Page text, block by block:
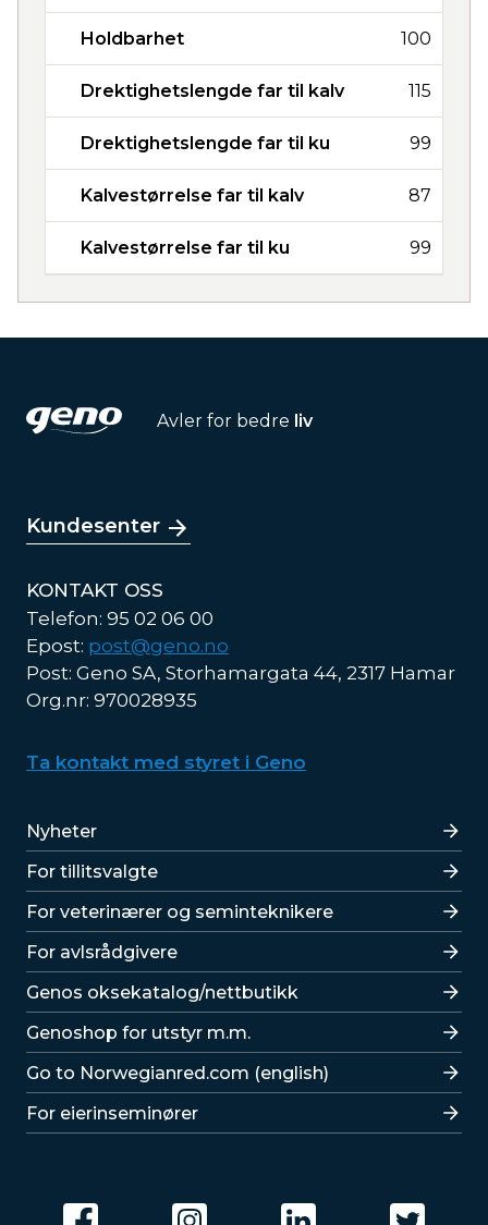
Holdbarhet 100
Drektighetslengde far til kalv 115
Drektighetslengde far til ku 99
Kalvestørrelse far til kalv 87
Kalvestørrelse far til ku 99
Avler for bedre liv
Kundesenter
KONTAKT OSS
Telefon: 95 02 06 00
Epost: post@geno.no
Post: Geno SA, Storhamargata 44, 2317 Hamar
Org.nr: 970028935
Ta kontakt med styret i Geno
Lenker
Nyheter
For tillitsvalgte
For veterinærer og seminteknikere
For avlsrådgivere
Lenker
Genos oksekatalog/nettbutikk
Genoshop for utstyr m.m.
Go to Norwegianred.com (english)
For eierinseminører